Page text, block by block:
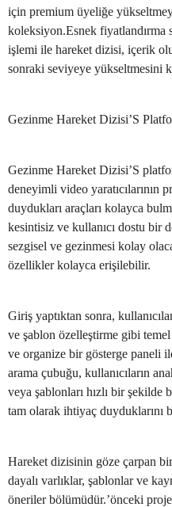
için premium üyeliğe
koleksiyon.Esnek fiyatlandırma
işlemi ile hareket dizisi, içerik
sonraki seviyeye yükseltmesini
Gezinme Hareket Dizisi’S
Gezinme Hareket Dizisi’S
deneyimli video
duydukları araçları kolayca
kesintisiz ve kullanıcı dostu bir
sezgisel ve gezinmesi kolay
özellikler kolayca erişilebilir.
Giriş yaptıktan sonra,
ve şablon özelleştirme gibi
ve organize bir gösterge paneli
arama çubuğu, kullanıcıların
veya şablonları hızlı bir şekilde
tam olarak ihtiyaç duyduklarını
Hareket dizisinin göze çarpan
dayalı varlıklar, şablonlar ve
öneriler bölümüdür.’önceki